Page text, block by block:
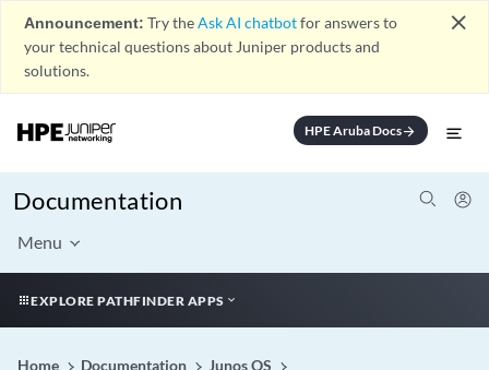
Announcement: Try theAsk AI chatbotfor answers to
your technical questions about Juniper products and
solutions.
close
HPE Aruba Docsarrow_forward
Documentation
Menu
EXPLORE PATHFINDER APPS
Home Documentation
Junos OS